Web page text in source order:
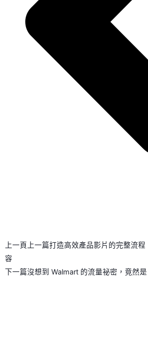
上一頁 上一篇打造高效產品影片的完整流程
容
下一篇沒想到 Walmart 的流量祕密，竟然是